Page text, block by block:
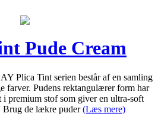
Pude Cream
Plica Tint serien består af en samling
farver. Pudens rektangulærer form har
i premium stof som giver en ultra-soft
Brug de lækre puder(Læs mere)